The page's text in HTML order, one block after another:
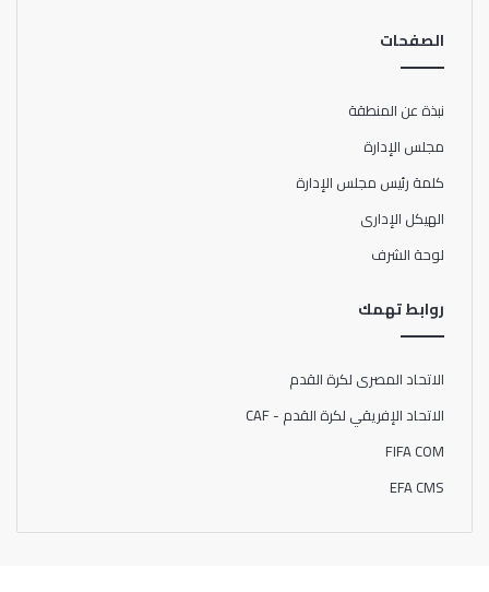
الصفحات
نبذة عن المنطقة
مجلس الإدارة
كلمة رئيس مجلس الإدارة
الهيكل الإدارى
لوحة الشرف
روابط تهمك
الاتحاد المصرى لكرة القدم
الاتحاد الإفريقي لكرة القدم - CAF
FIFA COM
EFA CMS